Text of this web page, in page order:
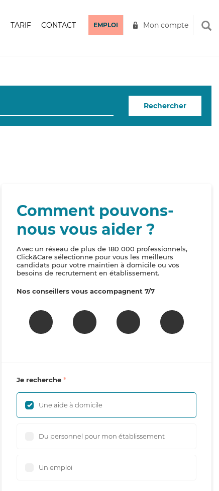
TARIF CONTACT EMPLOI Mon compte
Rechercher
Comment pouvons-
nous vous aider ?
Avec un réseau de plus de 180 000 professionnels,
Click&Care sélectionne pour vous les meilleurs
candidats pour votre maintien à domicile ou vos
besoins de recrutement en établissement.
Nos conseillers vous accompagnent 7/7
Je recherche
Une aide à domicile
Du personnel pour mon établissement
Un emploi